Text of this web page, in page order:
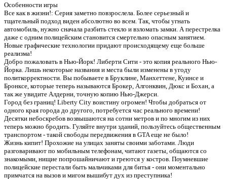
Предлагаем скачать
4 rus + crack»
Особенности игры
Все как в жизни!: Серия заметно повзрослела. Более серьезный и
тщательный подход виден абсолютно во всем. Так, чтобы угнать
автомобиль, нужно сначала разбить стекло и взломать замки. А перестрелка
даже с одним полицейским становится смертельно опасным занятием.
Новые графические технологии придают происходящему еще больше
реализма!
Добро пожаловать в Нью-Йорк! Либерти Сити - это копия реального Нью-
Йорка. Лишь некоторые названия и места были изменены в угоду
политкорректности. Вы побываете в Бруклине, Манхеттене, Куинсе и
Бронксе, которые теперь называются Брокер, Алгонквин, Дюкс и Бохан, а
так же увидите Алдерни, точную копию Нью-Джерси.
Город без границ! Liberty City воистину огромен! Чтобы добраться от
одного края города до другого, потребуется час реального времени!
Десятки небоскребов возвышаются на сотни метров и по многим из них
теперь можно бродить. Гуляйте внутри зданий, пользуйтесь общественным
транспортом - такой свободы передвижения в GTA еще не было!
Жизнь кипит! Прохожие на улицах заняты своими заботами. Люди
разговаривают по мобильным телефонам, читают газеты, общаются со
знакомыми, нищие попрошайничают и греются у костров. Поумневшие
полицейские перестали быть мальчиками для битья - они моментально
примчатся на вызов и мигом вышибут дух из преступника!